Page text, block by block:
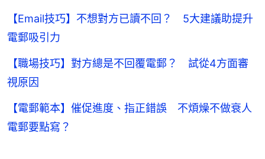
【Email技巧】不想對方已讀不回？ 5大建議助提升
電郵吸引力
【職場技巧】對方總是不回覆電郵？ 試從4方面審
視原因
【電郵範本】催促進度、指正錯誤 不煩燥不做衰人
電郵要點寫？